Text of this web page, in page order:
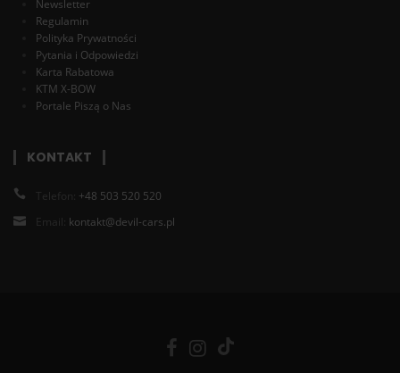
Newsletter
Regulamin
Polityka Prywatności
Pytania i Odpowiedzi
Karta Rabatowa
KTM X-BOW
Portale Piszą o Nas
KONTAKT
Telefon: +48 503 520 520
Email: kontakt@devil-cars.pl